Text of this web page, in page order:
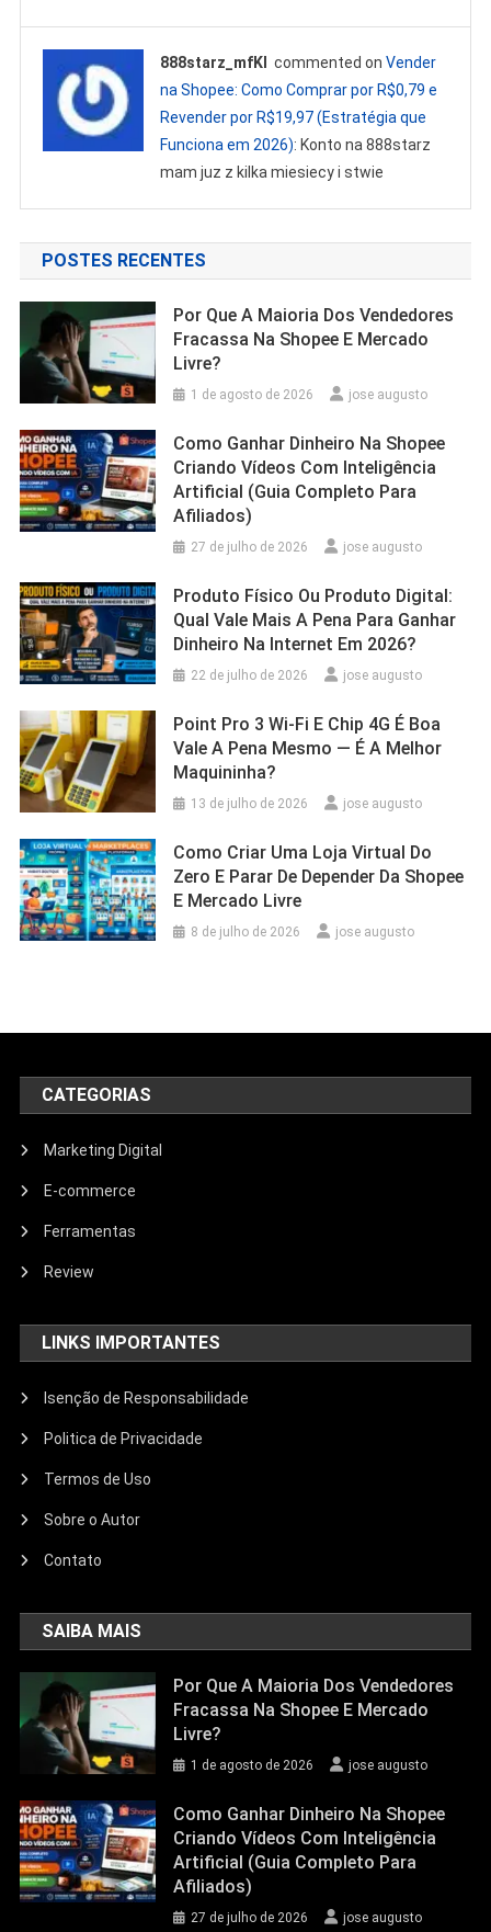
888starz_mfKl commented onVender
na Shopee: Como Comprar por R$0,79 e
Revender por R$19,97 (Estratégia que
Funciona em 2026): Konto na 888starz
mam juz z kilka miesiecy i stwie
POSTES RECENTES
Por Que A Maioria Dos Vendedores
Fracassa Na Shopee E Mercado
Livre?
1 de agosto de 2026 jose augusto
Como Ganhar Dinheiro Na Shopee
Criando Vídeos Com Inteligência
Artificial (Guia Completo Para
Afiliados)
27 de julho de 2026 jose augusto
Produto Físico Ou Produto Digital:
Qual Vale Mais A Pena Para Ganhar
Dinheiro Na Internet Em 2026?
22 de julho de 2026 jose augusto
Point Pro 3 Wi‑Fi E Chip 4G É Boa
Vale A Pena Mesmo — É A Melhor
Maquininha?
13 de julho de 2026 jose augusto
Como Criar Uma Loja Virtual Do
Zero E Parar De Depender Da Shopee
E Mercado Livre
8 de julho de 2026 jose augusto
CATEGORIAS
Marketing Digital
E-commerce
Ferramentas
Review
LINKS IMPORTANTES
Isenção de Responsabilidade
Politica de Privacidade
Termos de Uso
Sobre o Autor
Contato
SAIBA MAIS
Por Que A Maioria Dos Vendedores
Fracassa Na Shopee E Mercado
Livre?
1 de agosto de 2026 jose augusto
Como Ganhar Dinheiro Na Shopee
Criando Vídeos Com Inteligência
Artificial (Guia Completo Para
Afiliados)
27 de julho de 2026 jose augusto